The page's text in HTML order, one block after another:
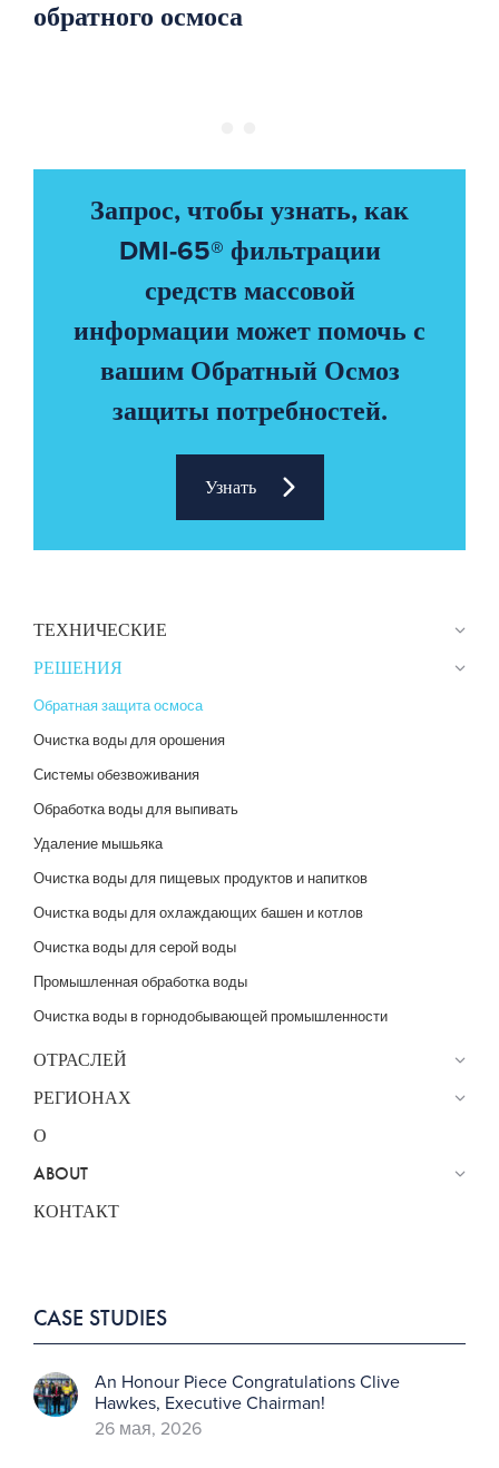
обратного осмоса
Запрос, чтобы узнать, как
DMI-65® фильтрации
средств массовой
информации может помочь с
вашим Обратный Осмоз
защиты потребностей.
Узнать
ТЕХНИЧЕСКИЕ
РЕШЕНИЯ
Обратная защита осмоса
Очистка воды для орошения
Системы обезвоживания
Обработка воды для выпивать
Удаление мышьяка
Очистка воды для пищевых продуктов и напитков
Очистка воды для охлаждающих башен и котлов
Очистка воды для серой воды
Промышленная обработка воды
Очистка воды в горнодобывающей промышленности
ОТРАСЛЕЙ
РЕГИОНАХ
О
ABOUT
КОНТАКТ
CASE STUDIES
An Honour Piece Congratulations Clive
Hawkes, Executive Chairman!
26 мая, 2026